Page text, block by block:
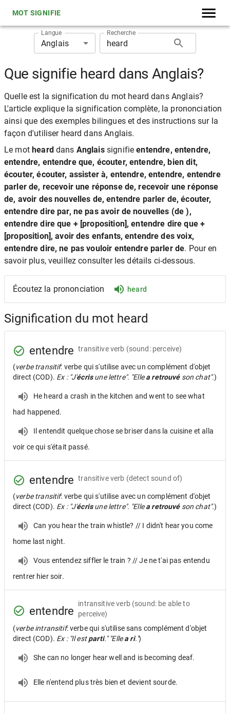
MOT SIGNIFIE
Langue
Anglais
Recherche
Que signifie heard dans Anglais?
Quelle est la signification du mot heard dans Anglais?
L'article explique la signification complète, la prononciation
ainsi que des exemples bilingues et des instructions sur la
façon d'utiliser heard dans Anglais.
Le mothearddans Anglaissignifieentendre, entendre,
entendre, entendre que, écouter, entendre, bien dit,
écouter, écouter, assister à, entendre, entendre, entendre
parler de, recevoir une réponse de, recevoir une réponse
de, avoir des nouvelles de, entendre parler de, écouter,
entendre dire par, ne pas avoir de nouvelles (de ),
entendre dire que + [proposition], entendre dire que +
[proposition], avoir des enfants, entendre des voix,
entendre dire, ne pas vouloir entendre parler de. Pour en
savoir plus, veuillez consulter les détails ci-dessous.
Écoutez la prononciation heard
Signification du mot heard
entendre transitive verb (sound: perceive)
(verbe transitif: verbe qui s'utilise avec un complément d'objet
direct (COD). Ex : "J'écrisune lettre". "Ellea retrouvéson chat".)
He heard a crash in the kitchen and went to see what
had happened.
Il entendit quelque chose se briser dans la cuisine et alla
voir ce qui s'était passé.
entendre transitive verb (detect sound of)
(verbe transitif: verbe qui s'utilise avec un complément d'objet
direct (COD). Ex : "J'écrisune lettre". "Ellea retrouvéson chat".)
Can you hear the train whistle? // I didn't hear you come
home last night.
Vous entendez siffler le train ? // Je ne t'ai pas entendu
rentrer hier soir.
entendre
intransitive verb (sound: be able to
perceive)
(verbe intransitif: verbe qui s'utilise sans complément d'objet
direct (COD). Ex : "Il estparti." "Ellea ri.")
She can no longer hear well and is becoming deaf.
Elle n'entend plus très bien et devient sourde.